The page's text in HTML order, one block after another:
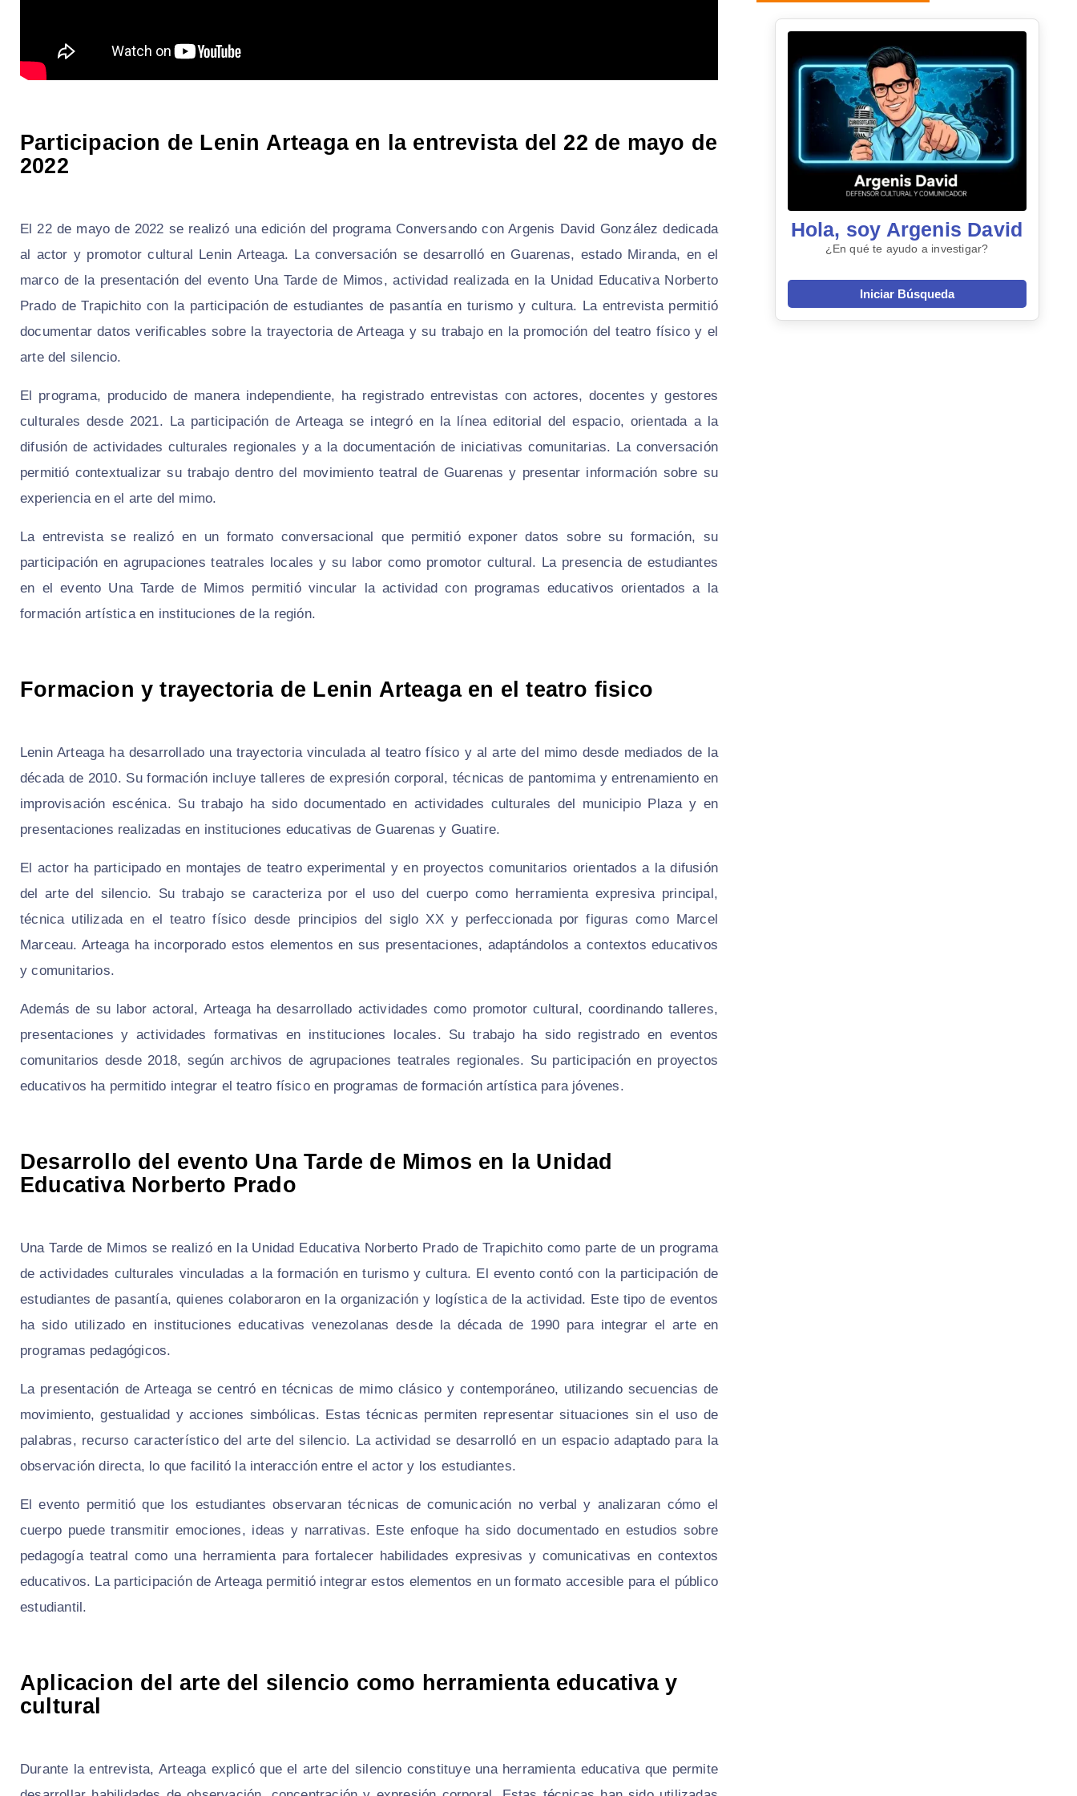
Participacion de Lenin Arteaga en la entrevista del 22 de mayo de
2022
El 22 de mayo de 2022 se realizó una edición del programa Conversando con Argenis David González dedicada
al actor y promotor cultural Lenin Arteaga. La conversación se desarrolló en Guarenas, estado Miranda, en el
marco de la presentación del evento Una Tarde de Mimos, actividad realizada en la Unidad Educativa Norberto
Prado de Trapichito con la participación de estudiantes de pasantía en turismo y cultura. La entrevista permitió
documentar datos verificables sobre la trayectoria de Arteaga y su trabajo en la promoción del teatro físico y el
arte del silencio.
El programa, producido de manera independiente, ha registrado entrevistas con actores, docentes y gestores
culturales desde 2021. La participación de Arteaga se integró en la línea editorial del espacio, orientada a la
difusión de actividades culturales regionales y a la documentación de iniciativas comunitarias. La conversación
permitió contextualizar su trabajo dentro del movimiento teatral de Guarenas y presentar información sobre su
experiencia en el arte del mimo.
La entrevista se realizó en un formato conversacional que permitió exponer datos sobre su formación, su
participación en agrupaciones teatrales locales y su labor como promotor cultural. La presencia de estudiantes
en el evento Una Tarde de Mimos permitió vincular la actividad con programas educativos orientados a la
formación artística en instituciones de la región.
Formacion y trayectoria de Lenin Arteaga en el teatro fisico
Lenin Arteaga ha desarrollado una trayectoria vinculada al teatro físico y al arte del mimo desde mediados de la
década de 2010. Su formación incluye talleres de expresión corporal, técnicas de pantomima y entrenamiento en
improvisación escénica. Su trabajo ha sido documentado en actividades culturales del municipio Plaza y en
presentaciones realizadas en instituciones educativas de Guarenas y Guatire.
El actor ha participado en montajes de teatro experimental y en proyectos comunitarios orientados a la difusión
del arte del silencio. Su trabajo se caracteriza por el uso del cuerpo como herramienta expresiva principal,
técnica utilizada en el teatro físico desde principios del siglo XX y perfeccionada por figuras como Marcel
Marceau. Arteaga ha incorporado estos elementos en sus presentaciones, adaptándolos a contextos educativos
y comunitarios.
Además de su labor actoral, Arteaga ha desarrollado actividades como promotor cultural, coordinando talleres,
presentaciones y actividades formativas en instituciones locales. Su trabajo ha sido registrado en eventos
comunitarios desde 2018, según archivos de agrupaciones teatrales regionales. Su participación en proyectos
educativos ha permitido integrar el teatro físico en programas de formación artística para jóvenes.
Desarrollo del evento Una Tarde de Mimos en la Unidad
Educativa Norberto Prado
Una Tarde de Mimos se realizó en la Unidad Educativa Norberto Prado de Trapichito como parte de un programa
de actividades culturales vinculadas a la formación en turismo y cultura. El evento contó con la participación de
estudiantes de pasantía, quienes colaboraron en la organización y logística de la actividad. Este tipo de eventos
ha sido utilizado en instituciones educativas venezolanas desde la década de 1990 para integrar el arte en
programas pedagógicos.
La presentación de Arteaga se centró en técnicas de mimo clásico y contemporáneo, utilizando secuencias de
movimiento, gestualidad y acciones simbólicas. Estas técnicas permiten representar situaciones sin el uso de
palabras, recurso característico del arte del silencio. La actividad se desarrolló en un espacio adaptado para la
observación directa, lo que facilitó la interacción entre el actor y los estudiantes.
El evento permitió que los estudiantes observaran técnicas de comunicación no verbal y analizaran cómo el
cuerpo puede transmitir emociones, ideas y narrativas. Este enfoque ha sido documentado en estudios sobre
pedagogía teatral como una herramienta para fortalecer habilidades expresivas y comunicativas en contextos
educativos. La participación de Arteaga permitió integrar estos elementos en un formato accesible para el público
estudiantil.
Aplicacion del arte del silencio como herramienta educativa y
cultural
Durante la entrevista, Arteaga explicó que el arte del silencio constituye una herramienta educativa que permite
Hola, soy Argenis David
¿En qué te ayudo a investigar?
Iniciar Búsqueda